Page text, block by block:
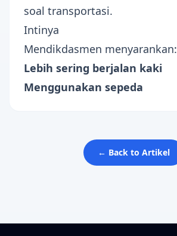
soal transportasi.
Intinya
Mendikdasmen menyarankan:
Lebih sering berjalan kaki
Menggunakan sepeda
← Back to Artikel